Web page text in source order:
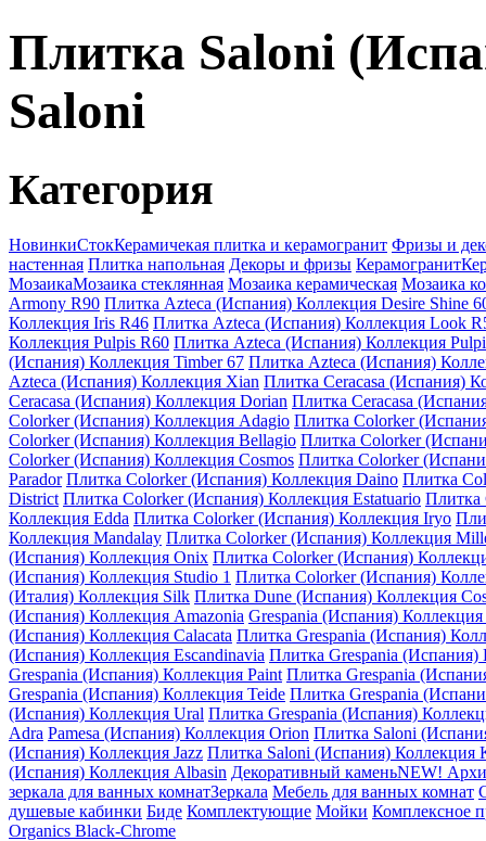
Плитка Saloni
Saloni
Категория
НовинкиСтокКерамичекая плитка и керамогранит Фризы и
настенная Плитка напольная Декоры и фризы Керамогранит
МозаикаМозаика стеклянная Мозаика керамическая Мозаика
Armony R90 Плитка Azteca (Испания) Коллекция Desire Shine
Коллекция Iris R46 Плитка Azteca (Испания) Коллекция Look
Коллекция Pulpis R60 Плитка Azteca (Испания) Коллекция
(Испания) Коллекция Timber 67 Плитка Azteca (Испания)
Azteca (Испания) Коллекция Xian Плитка Ceracasa (Испания)
Ceracasa (Испания) Коллекция Dorian Плитка Ceracasa
Colorker (Испания) Коллекция Adagio Плитка Colorker
Colorker (Испания) Коллекция Bellagio Плитка Colorker
Colorker (Испания) Коллекция Cosmos Плитка Colorker
Parador Плитка Colorker (Испания) Коллекция Daino Плитка
District Плитка Colorker (Испания) Коллекция Estatuario Плитка
Коллекция Edda Плитка Colorker (Испания) Коллекция Iryo
Коллекция Mandalay Плитка Colorker (Испания) Коллекция
(Испания) Коллекция Onix Плитка Colorker (Испания)
(Испания) Коллекция Studio 1 Плитка Colorker (Испания)
(Италия) Коллекция Silk Плитка Dune (Испания) Коллекция
(Испания) Коллекция Amazonia Grespania (Испания)
(Испания) Коллекция Calacata Плитка Grespania (Испания)
(Испания) Коллекция Escandinavia Плитка Grespania (Испания)
Grespania (Испания) Коллекция Paint Плитка Grespania
Grespania (Испания) Коллекция Teide Плитка Grespania
(Испания) Коллекция Ural Плитка Grespania (Испания)
Adra Pamesa (Испания) Коллекция Orion Плитка Saloni
(Испания) Коллекция Jazz Плитка Saloni (Испания) Коллекция
(Испания) Коллекция Albasin Декоративный каменьNEW!
зеркала для ванных комнатЗеркала Мебель для ванных комнат
душевые кабинки Биде Комплектующие Мойки Комплексное
Organics Black-Chrome